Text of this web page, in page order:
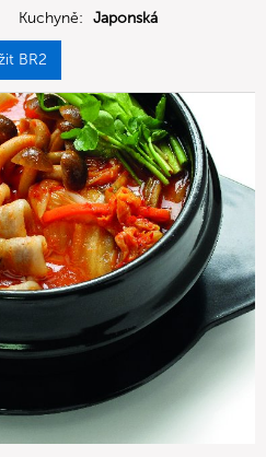
Kuchyně: Japonská
BR2